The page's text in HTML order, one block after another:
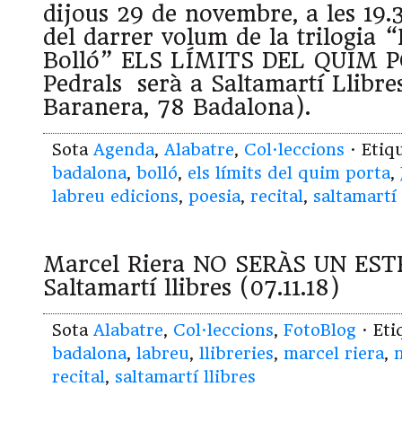
dijous 29 de novembre, a les
del darrer volum de la trilogia
Bolló” ELS LÍMITS DEL QUIM
Pedrals serà a Saltamartí
Baranera, 78 Badalona).
Sota Agenda, Alabatre, Col·leccions ·
badalona, bolló, els límits del quim porta,
labreu edicions, poesia, recital,
Marcel Riera NO SERÀS UN
Saltamartí llibres (07.11.18)
Sota Alabatre, Col·leccions, FotoBlog ·
badalona, labreu, llibreries, marcel riera,
recital, saltamartí llibres